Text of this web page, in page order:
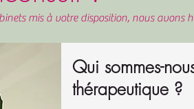
mis à votre disposition, nous avons
Qui sommes-
thérapeutique ?